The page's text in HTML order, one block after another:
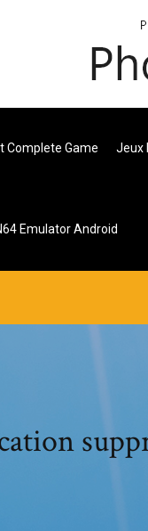
Complete Game Jeux
Emulator Android